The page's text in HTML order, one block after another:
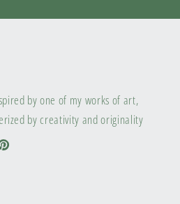
by one of my works of art,
by creativity and originality